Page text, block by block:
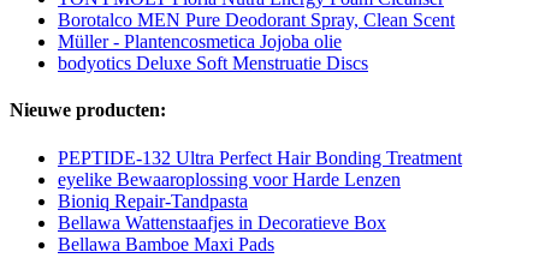
Borotalco MEN Pure Deodorant Spray, Clean Scent
Müller - Plantencosmetica Jojoba olie
bodyotics Deluxe Soft Menstruatie Discs
Nieuwe producten:
PEPTIDE-132 Ultra Perfect Hair Bonding Treatment
eyelike Bewaaroplossing voor Harde Lenzen
Bioniq Repair-Tandpasta
Bellawa Wattenstaafjes in Decoratieve Box
Bellawa Bamboe Maxi Pads